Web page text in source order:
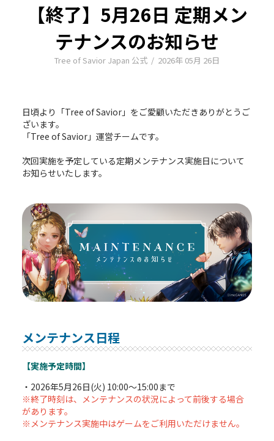
【終了】5月26日 定期メン
テナンスのお知らせ
Tree of Savior Japan 公式 / 2026年 05月 26日
日頃より「Tree of Savior」をご愛顧いただきありがとうご
ざいます。
「Tree of Savior」運営チームです。
次回実施を予定している定期メンテナンス実施日について
お知らせいたします。
メンテナンス日程
【実施予定時間】
・2026年5月26日(火) 10:00～15:00まで
※終了時刻は、メンテナンスの状況によって前後する場合
があります。
※メンテナンス実施中はゲームをご利用いただけません。